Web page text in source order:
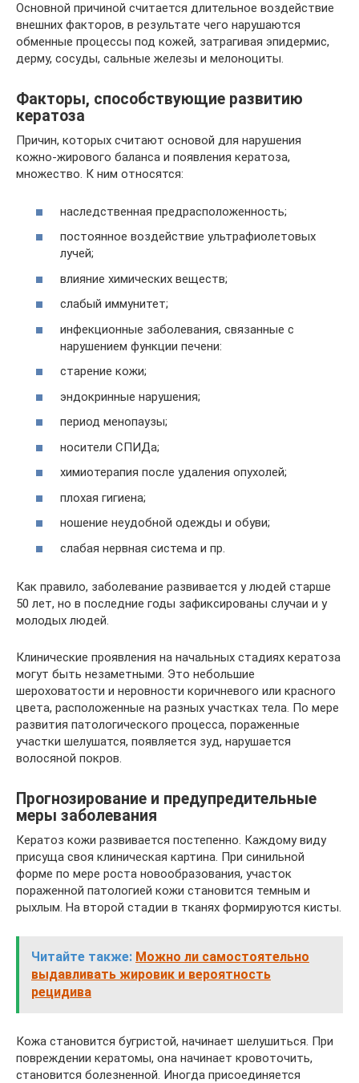
Основной причиной считается длительное воздействие
внешних факторов, в результате чего нарушаются
обменные процессы под кожей, затрагивая эпидермис,
дерму, сосуды, сальные железы и мелоноциты.
Факторы, способствующие развитию
кератоза
Причин, которых считают основой для нарушения
кожно-жирового баланса и появления кератоза,
множество. К ним относятся:
наследственная предрасположенность;
постоянное воздействие ультрафиолетовых
лучей;
влияние химических веществ;
слабый иммунитет;
инфекционные заболевания, связанные с
нарушением функции печени:
старение кожи;
эндокринные нарушения;
период менопаузы;
носители СПИДа;
химиотерапия после удаления опухолей;
плохая гигиена;
ношение неудобной одежды и обуви;
слабая нервная система и пр.
Как правило, заболевание развивается у людей старше
50 лет, но в последние годы зафиксированы случаи и у
молодых людей.
Клинические проявления на начальных стадиях кератоза
могут быть незаметными. Это небольшие
шероховатости и неровности коричневого или красного
цвета, расположенные на разных участках тела. По мере
развития патологического процесса, пораженные
участки шелушатся, появляется зуд, нарушается
волосяной покров.
Прогнозирование и предупредительные
меры заболевания
Кератоз кожи развивается постепенно. Каждому виду
присуща своя клиническая картина. При синильной
форме по мере роста новообразования, участок
пораженной патологией кожи становится темным и
рыхлым. На второй стадии в тканях формируются кисты.
Читайте также: Можно ли самостоятельно
выдавливать жировик и вероятность
рецидива
Кожа становится бугристой, начинает шелушиться. При
повреждении кератомы, она начинает кровоточить,
становится болезненной. Иногда присоединяется